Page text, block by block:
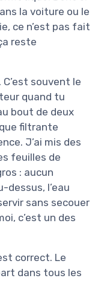
la voiture ou le
ce n’est pas fait
reste
. C’est souvent le
quand tu
bout de deux
filtrante
J’ai mis des
feuilles de
: aucun
dessus, l’eau
sans secouer
c’est un des
correct. Le
dans tous les